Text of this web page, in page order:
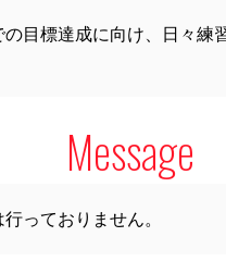
目標達成に向け、日々練
Message
っておりません。